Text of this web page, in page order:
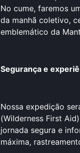
No cume, faremos
da manhã coletivo,
emblemático da
Segurança e
Nossa expedição
(Wilderness First
jornada segura e
máxima,